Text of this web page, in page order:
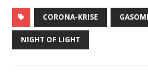
CORONA-KRISE
NIGHT OF LIGHT